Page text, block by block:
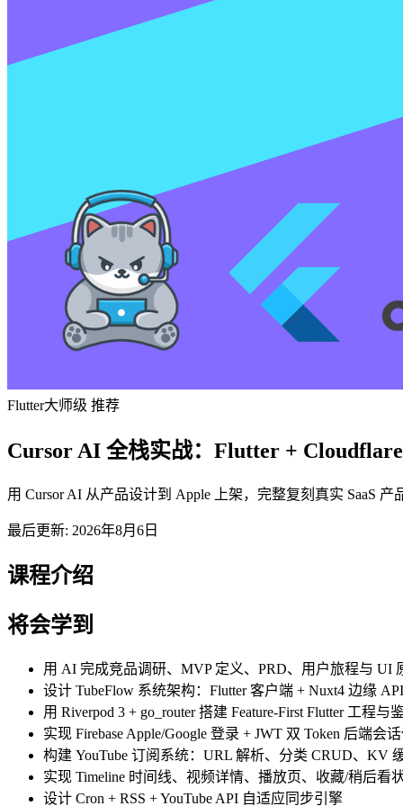
Flutter大师级 推荐
Cursor AI 全栈实战：Flutter + Cloudflare
用 Cursor AI 从产品设计到 Apple 上架，完整复刻真实 SaaS 产
最后更新: 2026年8月6日
课程介绍
将会学到
用 AI 完成竞品调研、MVP 定义、PRD、用户旅程与 UI
设计 TubeFlow 系统架构：Flutter 客户端 + Nuxt4 边缘
用 Riverpod 3 + go_router 搭建 Feature-First Flutter 工程与
实现 Firebase Apple/Google 登录 + JWT 双 Token 后端会
构建 YouTube 订阅系统：URL 解析、分类 CRUD、KV
实现 Timeline 时间线、视频详情、播放页、收藏/稍后看
设计 Cron + RSS + YouTube API 自适应同步引擎